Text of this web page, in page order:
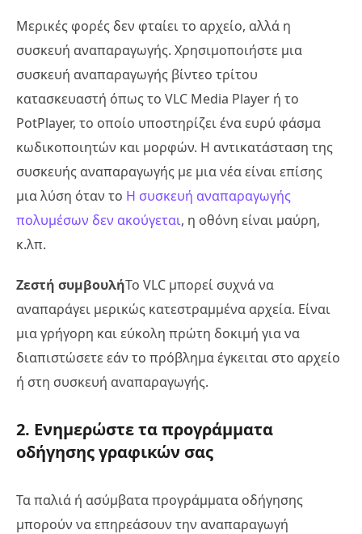
Μερικές φορές δεν φταίει το αρχείο, αλλά η
συσκευή αναπαραγωγής. Χρησιμοποιήστε μια
συσκευή αναπαραγωγής βίντεο τρίτου
κατασκευαστή όπως το VLC Media Player ή το
PotPlayer, το οποίο υποστηρίζει ένα ευρύ φάσμα
κωδικοποιητών και μορφών. Η αντικατάσταση της
συσκευής αναπαραγωγής με μια νέα είναι επίσης
μια λύση όταν το Η συσκευή αναπαραγωγής
πολυμέσων δεν ακούγεται, η οθόνη είναι μαύρη,
κ.λπ.
Ζεστή συμβουλήΤο VLC μπορεί συχνά να
αναπαράγει μερικώς κατεστραμμένα αρχεία. Είναι
μια γρήγορη και εύκολη πρώτη δοκιμή για να
διαπιστώσετε εάν το πρόβλημα έγκειται στο αρχείο
ή στη συσκευή αναπαραγωγής.
2. Ενημερώστε τα προγράμματα
οδήγησης γραφικών σας
Τα παλιά ή ασύμβατα προγράμματα οδήγησης
μπορούν να επηρεάσουν την αναπαραγωγή